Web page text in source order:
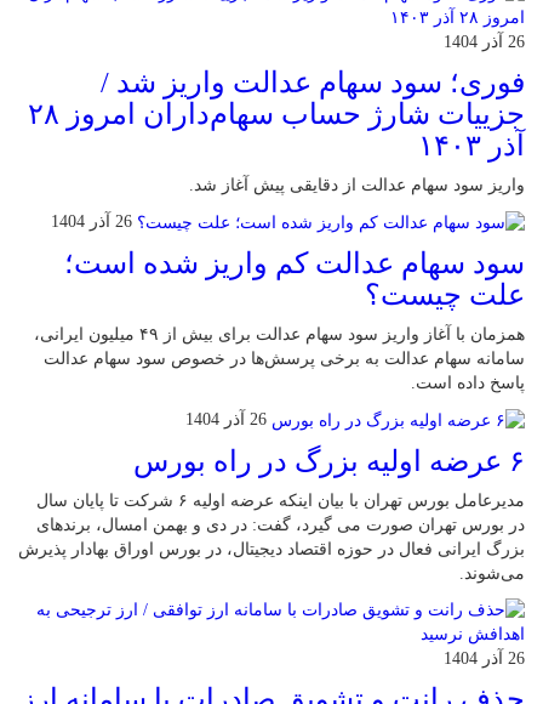
26 آذر 1404
فوری؛ سود سهام عدالت واریز شد /
جزییات شارژ حساب سهام‌داران امروز ۲۸
آذر ۱۴۰۳
واریز سود سهام عدالت از دقایقی پیش آغاز شد.
26 آذر 1404
سود سهام عدالت کم واریز شده است؛
علت چیست؟
همزمان با آغاز واریز سود سهام عدالت برای بیش از ۴۹ میلیون ایرانی،
سامانه سهام عدالت به برخی پرسش‌ها در خصوص سود سهام عدالت
پاسخ داده است.
26 آذر 1404
۶ عرضه اولیه بزرگ در راه بورس
مدیرعامل بورس تهران با بیان اینکه عرضه اولیه ۶ شرکت تا پایان سال
در بورس تهران صورت می گیرد، گفت: در دی و بهمن امسال، برندهای
بزرگ ایرانی فعال در حوزه اقتصاد دیجیتال، در بورس اوراق بهادار پذیرش
می‌شوند.
26 آذر 1404